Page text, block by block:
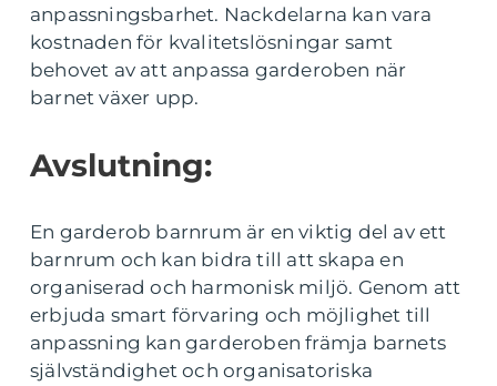
anpassningsbarhet. Nackdelarna kan vara
kostnaden för kvalitetslösningar samt
behovet av att anpassa garderoben när
barnet växer upp.
Avslutning:
En garderob barnrum är en viktig del av ett
barnrum och kan bidra till att skapa en
organiserad och harmonisk miljö. Genom att
erbjuda smart förvaring och möjlighet till
anpassning kan garderoben främja barnets
självständighet och organisatoriska